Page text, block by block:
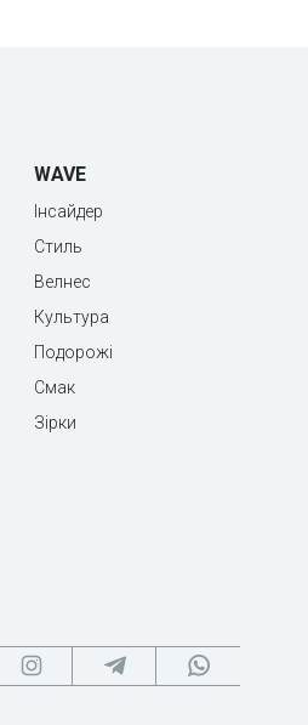
WAVE
Інсайдер
Стиль
Велнес
Культура
Подорожі
Смак
Зірки